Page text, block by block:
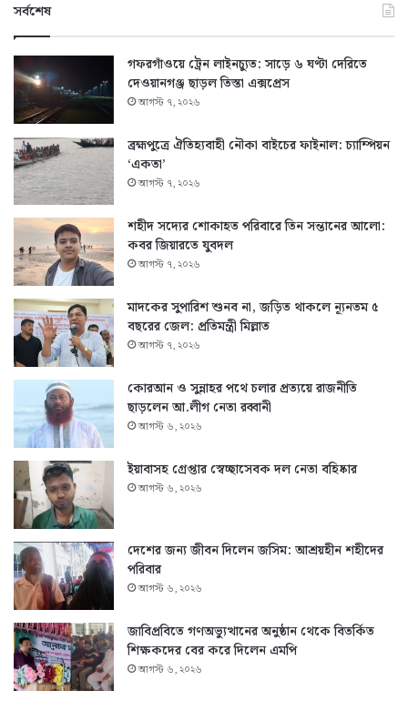
সর্বশেষ
গফরগাঁওয়ে ট্রেন লাইনচ্যুত: সাড়ে ৬ ঘণ্টা দেরিতে
দেওয়ানগঞ্জ ছাড়ল তিস্তা এক্সপ্রেস
আগস্ট ৭, ২০২৬
ব্রহ্মপুত্রে ঐতিহ্যবাহী নৌকা বাইচের ফাইনাল: চ্যাম্পিয়ন
‘একতা’
আগস্ট ৭, ২০২৬
শহীদ সদ্যের শোকাহত পরিবারে তিন সন্তানের আলো:
কবর জিয়ারতে যুবদল
আগস্ট ৭, ২০২৬
মাদকের সুপারিশ শুনব না, জড়িত থাকলে ন্যূনতম ৫
বছরের জেল: প্রতিমন্ত্রী মিল্লাত
আগস্ট ৭, ২০২৬
কোরআন ও সুন্নাহর পথে চলার প্রত্যয়ে রাজনীতি
ছাড়লেন আ.লীগ নেতা রব্বানী
আগস্ট ৬, ২০২৬
ইয়াবাসহ গ্রেপ্তার স্বেচ্ছাসেবক দল নেতা বহিষ্কার
আগস্ট ৬, ২০২৬
দেশের জন্য জীবন দিলেন জসিম: আশ্রয়হীন শহীদের
পরিবার
আগস্ট ৬, ২০২৬
জাবিপ্রবিতে গণঅভ্যুত্থানের অনুষ্ঠান থেকে বিতর্কিত
শিক্ষকদের বের করে দিলেন এমপি
আগস্ট ৬, ২০২৬